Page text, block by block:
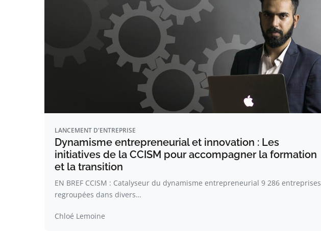
LANCEMENT D'ENTREPRISE
Dynamisme entrepreneurial et innovation : Les
initiatives de la CCISM pour accompagner la formation
et la transition
EN BREF CCISM : Catalyseur du dynamisme entrepreneurial 9 286 entreprises
regroupées dans divers…
Chloé Lemoine